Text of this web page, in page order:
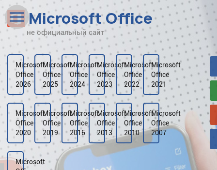
Наверх
Рейтинг
Видео
Галерея
Microsoft Office
не официальный сайт
Microsoft
Office
2026
Microsoft
Office
2025
Microsoft
Office
2024
Microsoft
Office
2023
Microsoft
Office
2022
Microsoft
Office
2021
Microsoft
Office
2020
Microsoft
Office
2019
Microsoft
Office
2016
Microsoft
Office
2013
Microsoft
Office
2010
Microsoft
Office
2007
Microsoft